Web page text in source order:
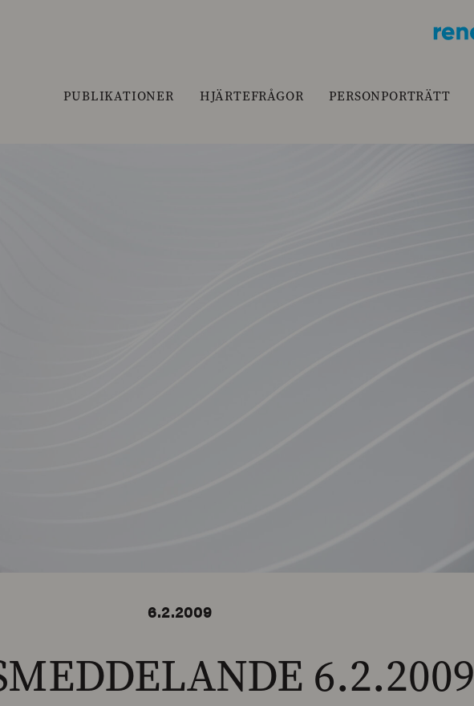
PUBLIKATIONER HJÄRTEFRÅGOR PERSONPORTRÄTT
6.2.2009
6.2.2009